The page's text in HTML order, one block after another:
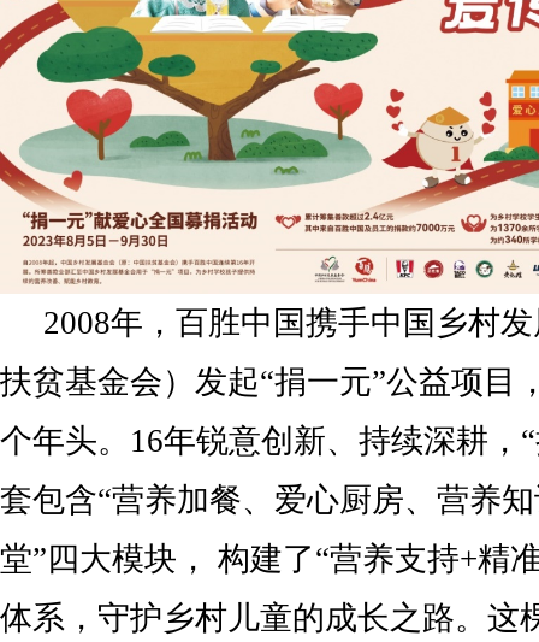
2008年，百胜中国携手中国乡村
扶贫基金会）发起“捐一元”公益项目
个年头。16年锐意创新、持续深耕，
套包含“营养加餐、爱心厨房、营养
堂”四大模块， 构建了“营养支持+精
体系，守护乡村儿童的成长之路。这